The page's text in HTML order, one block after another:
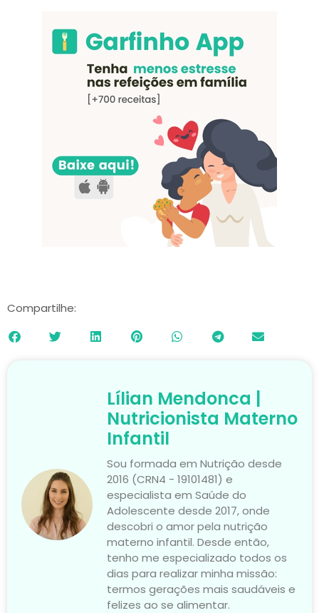
Compartilhe:
Lílian Mendonca |
Nutricionista Materno
Infantil
Sou formada em Nutrição desde
2016 (CRN4 - 19101481) e
especialista em Saúde do
Adolescente desde 2017, onde
descobri o amor pela nutrição
materno infantil. Desde então,
tenho me especializado todos os
dias para realizar minha missão:
termos gerações mais saudáveis e
felizes ao se alimentar.